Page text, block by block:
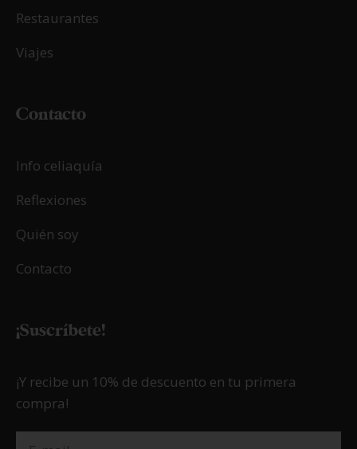
Restaurantes
Viajes
Contacto
Info celiaquía
Reflexiones
Quién soy
Contacto
¡Suscríbete!
¡Y recibe un 10% de descuento en tu primera
compra!